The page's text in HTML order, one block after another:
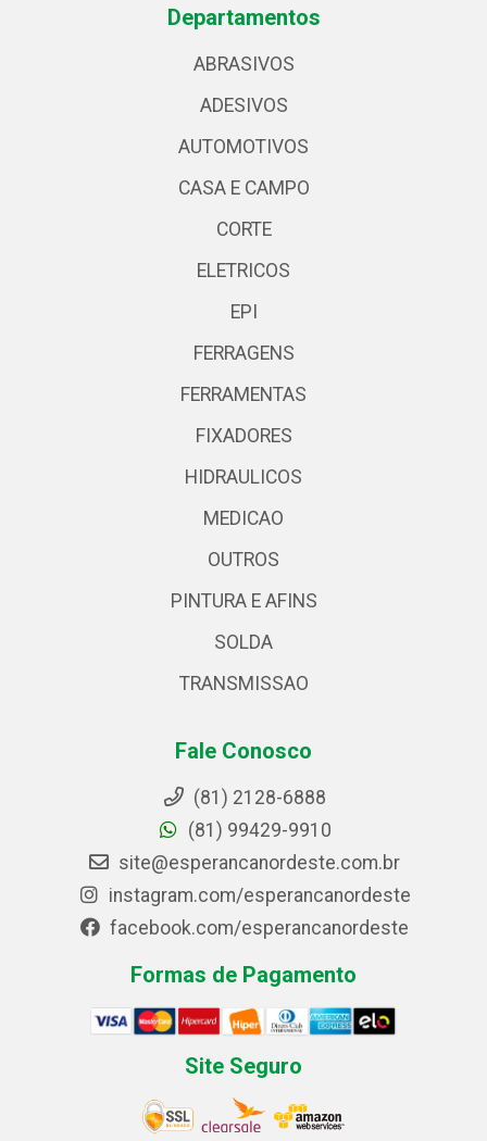
Departamentos
ABRASIVOS
ADESIVOS
AUTOMOTIVOS
CASA E CAMPO
CORTE
ELETRICOS
EPI
FERRAGENS
FERRAMENTAS
FIXADORES
HIDRAULICOS
MEDICAO
OUTROS
PINTURA E AFINS
SOLDA
TRANSMISSAO
Fale Conosco
(81) 2128-6888
(81) 99429-9910
site@esperancanordeste.com.br
instagram.com/esperancanordeste
facebook.com/esperancanordeste
Formas de Pagamento
Site Seguro